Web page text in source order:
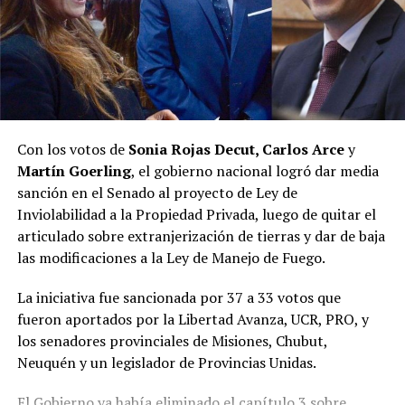
legislador.
“Hoy, la política misionera se transformó, ve otras
cosas. Y aquel espacio político, que fue muy importante
en la política misionera, perdió la capacidad de
interpretar lo que la sociedad estaba demandando, y hay
Pastori sostuvo que “la Renovación caducó de un día
para el otro” y que Encuentro Misionero, el sello con el
que Rovira reemplazó al Partido de la Concordia Social,
“duró dos meses”; y que “en esa obligación de volver a
generar una política buena, que interprete a la gente y
que Viene, que busca la reelección del gobernador
Passalacqua en 2027.
Volver a los 17
Con los votos de Sonia Rojas Decut, Carlos Arcey
Martín Goerling, el gobierno nacional logró dar media
sanción en el Senado al proyecto de Ley de
Inviolabilidad a la Propiedad Privada, luego de quitar el
articulado sobre extranjerización de tierras y dar de baja
las modificaciones a la Ley de Manejo de Fuego.
La iniciativa fue sancionada por 37 a 33 votos que
fueron aportados por la Libertad Avanza, UCR, PRO, y
los senadores provinciales de Misiones, Chubut,
Neuquén y un legislador de Provincias Unidas.